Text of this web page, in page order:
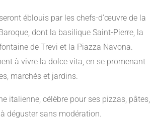
éblouis par les chefs-d’œuvre de la
dont la basilique Saint-Pierre, la
de Trevi et la Piazza Navona.
à vivre la dolce vita, en se promenant
marchés et jardins.
italienne, célèbre pour ses pizzas, pâtes,
déguster sans modération.